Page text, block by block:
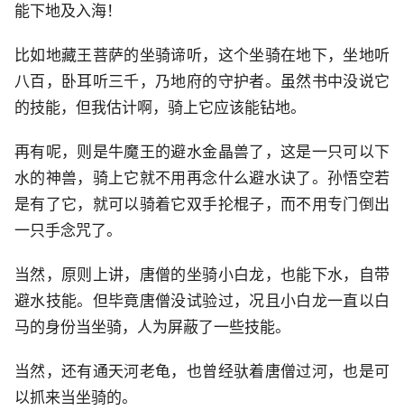
能下地及入海！
比如地藏王菩萨的坐骑谛听，这个坐骑在地下，坐地听
八百，卧耳听三千，乃地府的守护者。虽然书中没说它
的技能，但我估计啊，骑上它应该能钻地。
再有呢，则是牛魔王的避水金晶兽了，这是一只可以下
水的神兽，骑上它就不用再念什么避水诀了。孙悟空若
是有了它，就可以骑着它双手抡棍子，而不用专门倒出
一只手念咒了。
当然，原则上讲，唐僧的坐骑小白龙，也能下水，自带
避水技能。但毕竟唐僧没试验过，况且小白龙一直以白
马的身份当坐骑，人为屏蔽了一些技能。
当然，还有通天河老龟，也曾经驮着唐僧过河，也是可
以抓来当坐骑的。